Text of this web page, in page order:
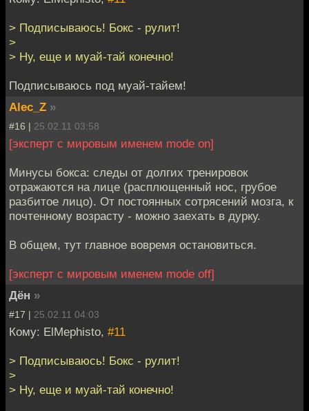
> Подписываюсь! Бокс - рулит!
>
> Ну, еще и муай-тай конечно!
Подписываюсь под муай-тайем!
Alec_Z »
#16 | 25.02.11 03:58
[эксперт с мировым именем mode on]
Минусы бокса: следы от долгих тренировок
отражаются на лице (расплющенный нос, грубое
разбитое лицо). Oт постоянных сотрясений мозга, к
почтенному возрасту - можно заехать в дурку.
В общем, тут главное вовремя остановиться.
[эксперт с мировым именем mode off]
Дён »
#17 | 25.02.11 04:03
Кому: ElMephisto, #11
> Подписываюсь! Бокс - рулит!
>
> Ну, еще и муай-тай конечно!